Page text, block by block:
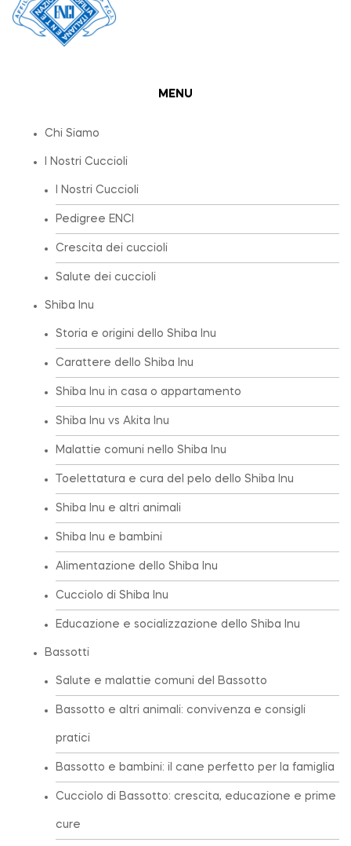
MENU
Chi Siamo
I Nostri Cuccioli
I Nostri Cuccioli
Pedigree ENCI
Crescita dei cuccioli
Salute dei cuccioli
Shiba Inu
Storia e origini dello Shiba Inu
Carattere dello Shiba Inu
Shiba Inu in casa o appartamento
Shiba Inu vs Akita Inu
Malattie comuni nello Shiba Inu
Toelettatura e cura del pelo dello Shiba Inu
Shiba Inu e altri animali
Shiba Inu e bambini
Alimentazione dello Shiba Inu
Cucciolo di Shiba Inu
Educazione e socializzazione dello Shiba Inu
Bassotti
Salute e malattie comuni del Bassotto
Bassotto e altri animali: convivenza e consigli
pratici
Bassotto e bambini: il cane perfetto per la famiglia
Cucciolo di Bassotto: crescita, educazione e prime
cure